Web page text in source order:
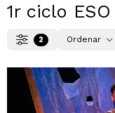
1r ciclo ESO
Filtrar
2 Ordenar